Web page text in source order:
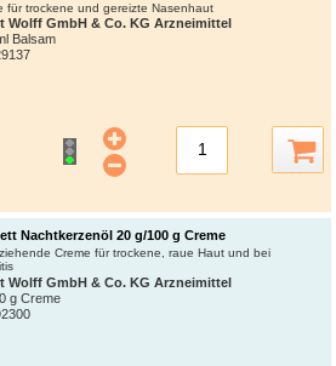
für trockene und gereizte Nasenhaut
Wolff GmbH & Co. KG Arzneimittel
Balsam
Nachtkerzenöl 20 g/100 g Creme
Creme für trockene, raue Haut und bei
Wolff GmbH & Co. KG Arzneimittel
g Creme